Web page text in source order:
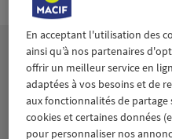
Les
Aidants Catastrophes
En acceptant l'utilisation des
ainsi qu’à nos partenaires
offrir un meilleur service en
adaptées à vos besoins et de
aux fonctionnalités de partage
cookies et certaines données
pour personnaliser nos